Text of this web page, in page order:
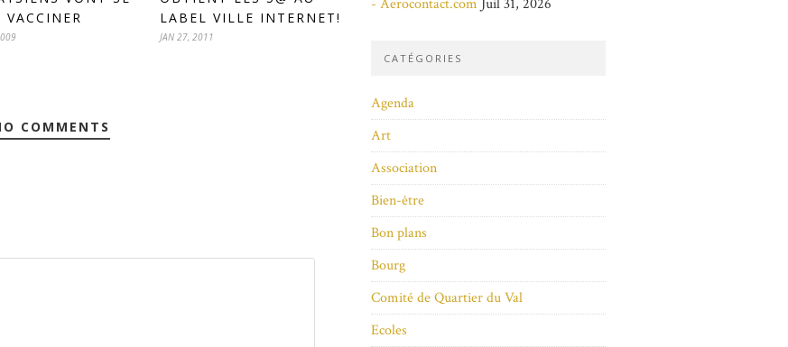
VACCINER
LABEL VILLE INTERNET!
JAN 27, 2011
COMMENTS
CATÉGORIES
Agenda
Art
Association
Bien-être
Bon plans
Bourg
Comité de Quartier du Val
Ecoles